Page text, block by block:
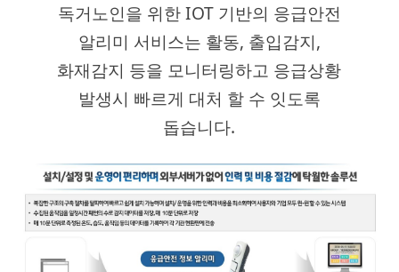
독거노인을 위한 IOT 기반의 응급안전
알리미 서비스는 활동, 출입감지,
화재감지 등을 모니터링하고 응급상황
발생시 빠르게 대처 할 수 잇도록
돕습니다.